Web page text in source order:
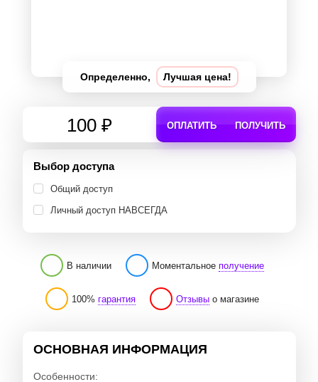
Определенно, Лучшая цена!
100 ₽ ОПЛАТИТЬ ПОЛУЧИТЬ
Выбор доступа
Общий доступ
Личный доступ НАВСЕГДА
В наличии Моментальное получение
100% гарантия Отзывыо магазине
ОСНОВНАЯ ИНФОРМАЦИЯ
Особенности: